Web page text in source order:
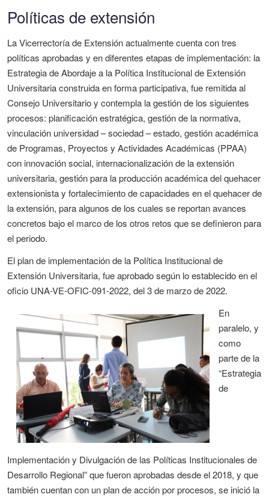
Políticas de extensión
La Vicerrectoría de Extensión actualmente cuenta con tres
políticas aprobadas y en diferentes etapas de implementación: la
Estrategia de Abordaje a la Política Institucional de Extensión
Universitaria construida en forma participativa, fue remitida al
Consejo Universitario y contempla la gestión de los siguientes
procesos: planificación estratégica, gestión de la normativa,
vinculación universidad – sociedad – estado, gestión académica
de Programas, Proyectos y Actividades Académicas (PPAA)
con innovación social, internacionalización de la extensión
universitaria, gestión para la producción académica del quehacer
extensionista y fortalecimiento de capacidades en el quehacer de
la extensión, para algunos de los cuales se reportan avances
concretos bajo el marco de los otros retos que se definieron para
el periodo.
El plan de implementación de la Política Institucional de
Extensión Universitaria, fue aprobado según lo establecido en el
oficio UNA-VE-OFIC-091-2022, del 3 de marzo de 2022.
En
paralelo, y
como
parte de la
“Estrategia
de
Implementación y Divulgación de las Políticas Institucionales de
Desarrollo Regional” que fueron aprobadas desde el 2018, y que
también cuentan con un plan de acción por procesos, se inició la